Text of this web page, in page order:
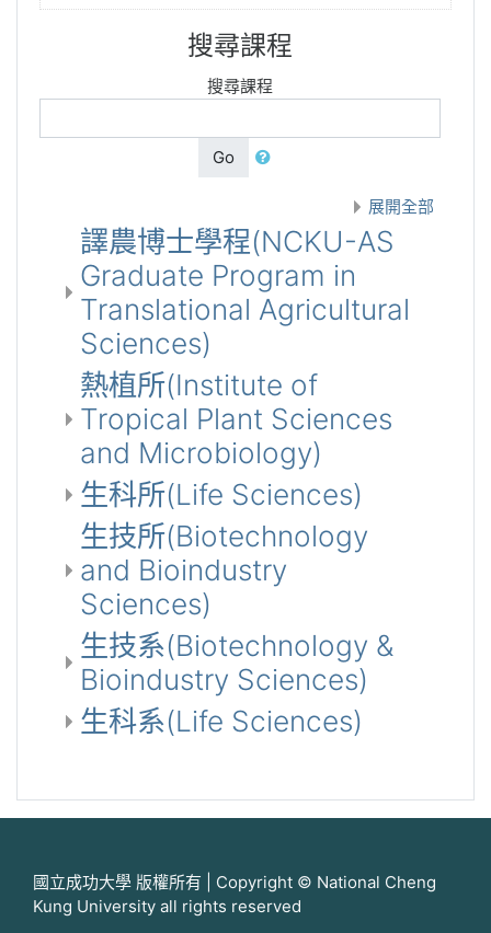
搜尋課程
搜尋課程
Go
展開全部
譯農博士學程(NCKU-AS
Graduate Program in
Translational Agricultural
Sciences)
熱植所(Institute of
Tropical Plant Sciences
and Microbiology)
生科所(Life Sciences)
生技所(Biotechnology
and Bioindustry
Sciences)
生技系(Biotechnology &
Bioindustry Sciences)
生科系(Life Sciences)
國立成功大學 版權所有 | Copyright © National Cheng
Kung University all rights reserved